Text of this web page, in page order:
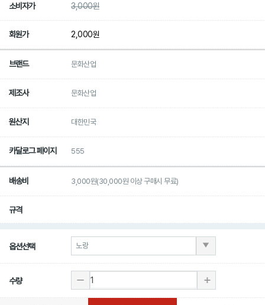
소비자가 3,000원
회원가 2,000원
브랜드 문화산업
제조사 문화산업
원산지 대한민국
카달로그 페이지 555
배송비 3,000원(30,000원 이상 구매시 무료)
규격
옵션선택
수량